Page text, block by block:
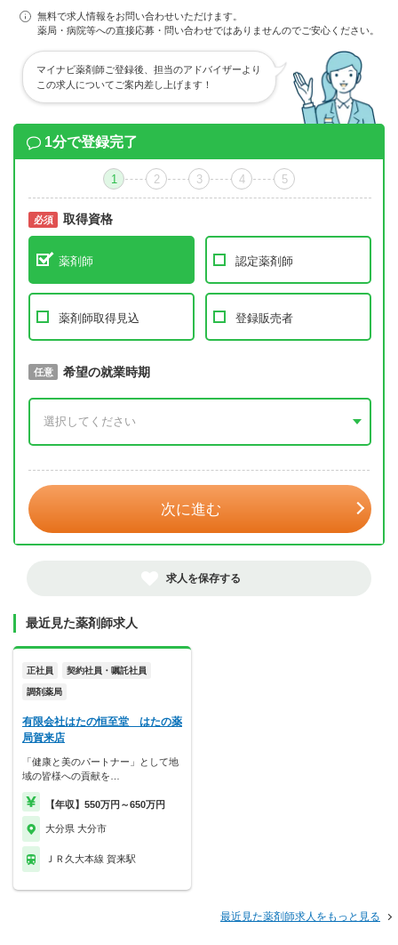
無料で求人情報をお問い合わせいただけます。
薬局・病院等への直接応募・問い合わせではありませんのでご安心ください。
マイナビ薬剤師ご登録後、担当のアドバイザーより
この求人についてご案内差し上げます！
1分で登録完了
1 2 3 4 5
必須 取得資格
薬剤師 認定薬剤師
薬剤師取得見込 登録販売者
必須 取得予定年
任意 希望の就業時期
次に進む
求人を保存する
最近見た薬剤師求人
正社員 契約社員・嘱託社員
調剤薬局
有限会社はたの恒至堂 はたの薬
局賀来店
「健康と美のパートナー」として地
域の皆様への貢献を…
【年収】550万円～650万円
大分県 大分市
ＪＲ久大本線 賀来駅
最近見た薬剤師求人をもっと見る